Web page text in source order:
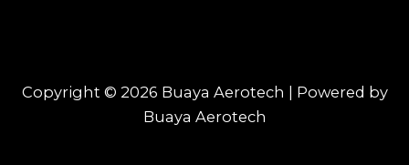
Copyright © 2026 Buaya Aerotech | Powered by
Buaya Aerotech